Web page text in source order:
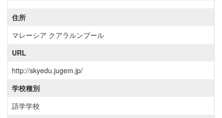
住所
マレーシア クアラルンプール
URL
http://skyedu.jugem.jp/
学校種別
語学学校